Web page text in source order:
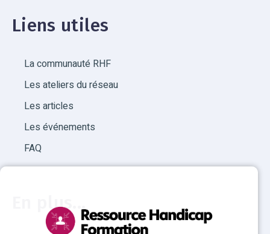
Liens utiles
La communauté RHF
Les ateliers du réseau
Les articles
Les événements
FAQ
En plus...